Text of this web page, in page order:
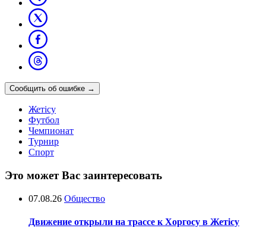
Сообщить об ошибке →
Жетісу
Футбол
Чемпионат
Турнир
Спорт
Это может Вас заинтересовать
07.08.26 Общество
Движение открыли на трассе к Хоргосу в Жетісу